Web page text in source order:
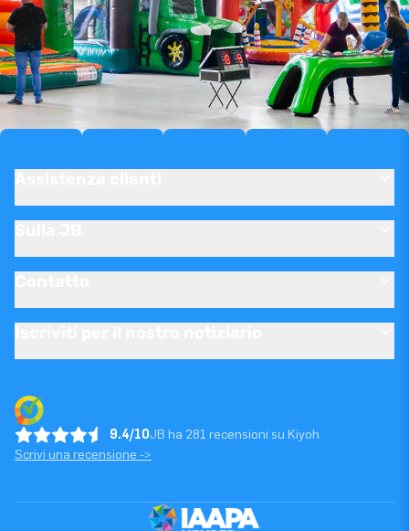
9.4/10JB ha 281 recensioni su Kiyoh
Scrivi una recensione ->